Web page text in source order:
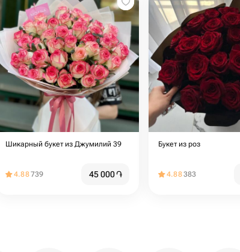
Шикарный букет из Джумилий 39
4.88739 45 000֏
Букет из роз
4.88383